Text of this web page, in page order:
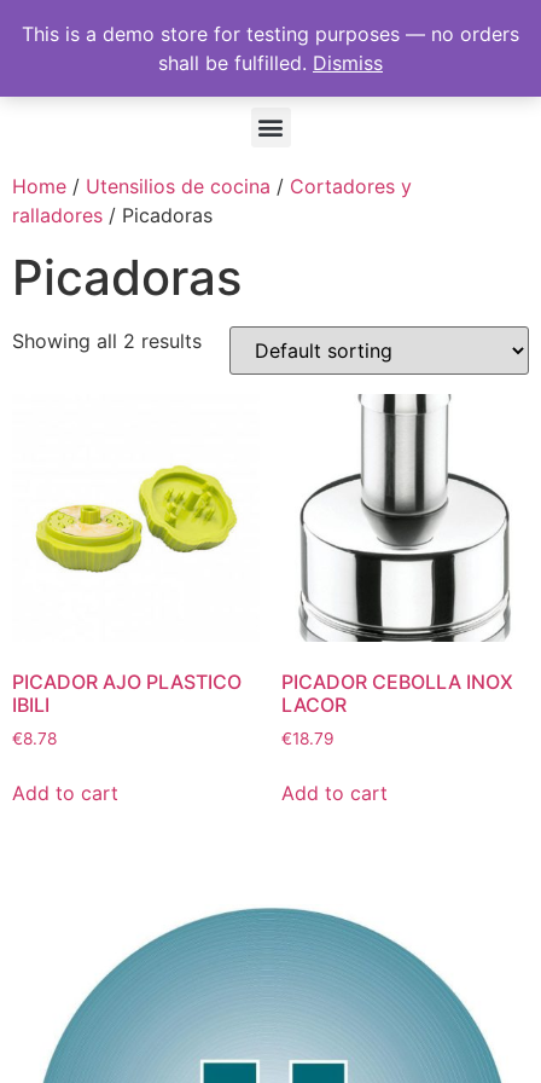
Home / Utensilios de cocina / Cortadores y
ralladores / Picadoras
Picadoras
Showing all 2 results
PICADOR AJO PLASTICO
IBILI
€8.78
Add to cart
PICADOR CEBOLLA INOX
LACOR
€18.79
Add to cart
This is a demo store for testing purposes — no orders
shall be fulfilled. Dismiss